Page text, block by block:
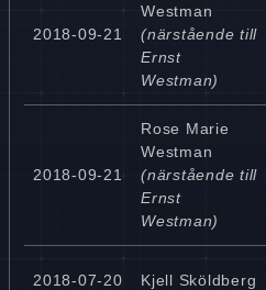
2018-09-21
Westman
(närstående till
Ernst
Westman)
2018-09-21
Rose Marie
Westman
(närstående till
Ernst
Westman)
2018-07-20 Kjell Sköldberg